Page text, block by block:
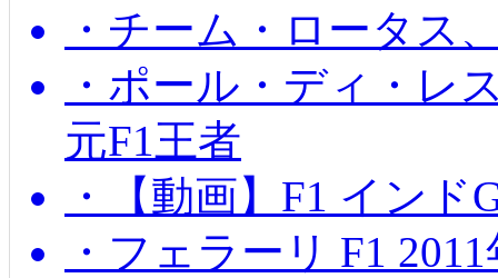
・チーム・ロータス
・ポール・ディ・レ
元F1王者
・【動画】F1 イン
・フェラーリ F1